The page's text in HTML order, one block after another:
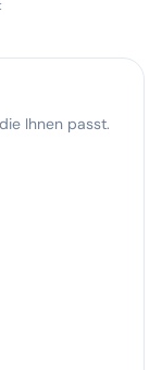
Ihnen passt.